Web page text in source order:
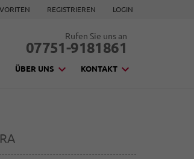
REGISTRIEREN LOGIN
Rufen Sie uns an
07751-9181861
ÜBER UNS KONTAKT